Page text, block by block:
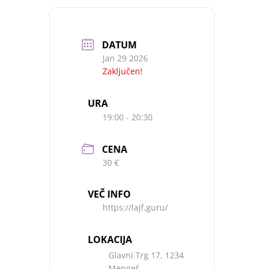
DATUM
Jan 29 2026
Zaključen!
URA
19:00 - 20:30
CENA
30 €
VEČ INFO
https://lajf.guru/
LOKACIJA
Glavni Trg 17, 1234